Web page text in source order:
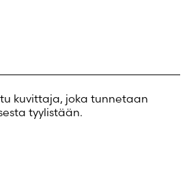
Kirjaudu sisään
kuvittaja, joka tunnetaan
tyylistään.